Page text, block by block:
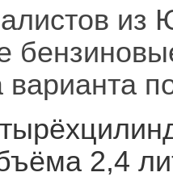
из
варианта
2,4